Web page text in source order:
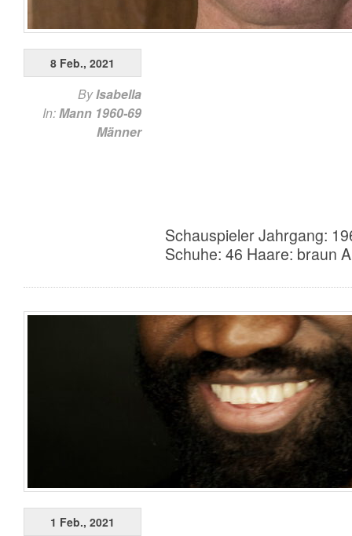
Schauspieler Jahrgang:
Schuhe: 46 Haare: braun
8 Feb., 2021
ByIsabella
In:Mann 1960-69
Männer
1 Feb., 2021